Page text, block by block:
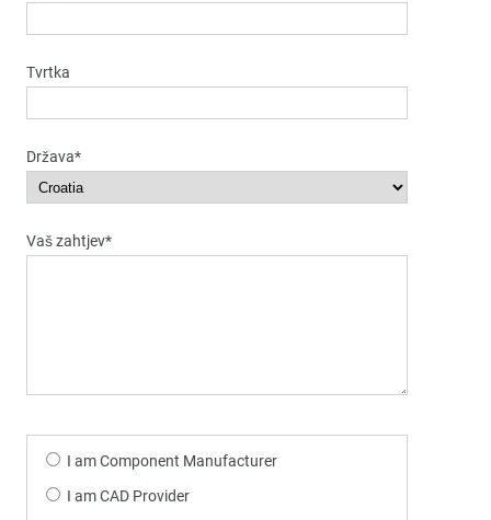
Tvrtka
Država*
Vaš zahtjev*
I am Component Manufacturer
I am CAD Provider